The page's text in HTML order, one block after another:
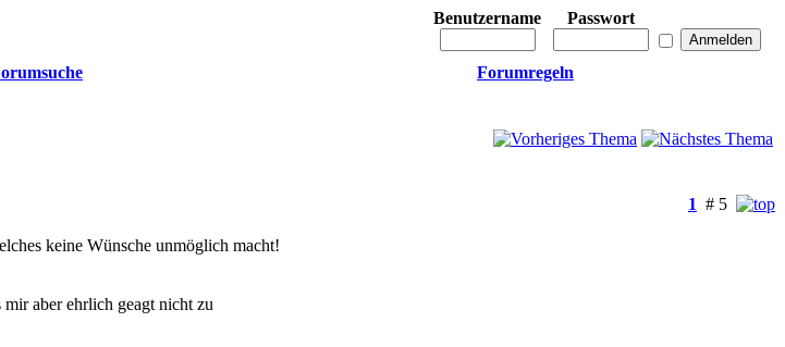
Benutzername Passwort
Forumregeln
1 # 5
keine Wünsche unmöglich macht!
aber ehrlich geagt nicht zu